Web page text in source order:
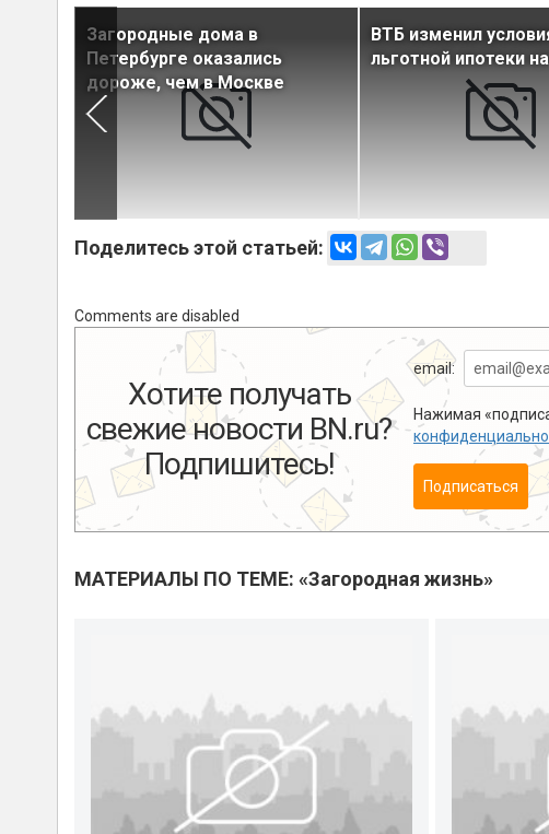
Загородные дома в
Петербурге оказались
дороже, чем в Москве
ВТБ изменил
льготной ипотеки
Поделитесь этой статьей:
Comments are disabled
Хотите получать
свежие новости BN.ru?
Подпишитесь!
email:
Нажимая
Подписаться
МАТЕРИАЛЫ ПО ТЕМЕ: «Загородная жизнь»